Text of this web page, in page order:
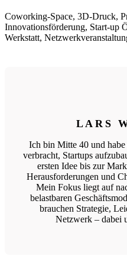
Coworking-Space, 3D-Druck,
Innovationsförderung, Start-up
Werkstatt,
LARS
Ich bin Mitte 40 und habe
verbracht, Startups
ersten Idee bis zur
Herausforderungen und
Mein Fokus liegt auf
belastbaren
brauchen Strategie,
Netzwerk – dabei